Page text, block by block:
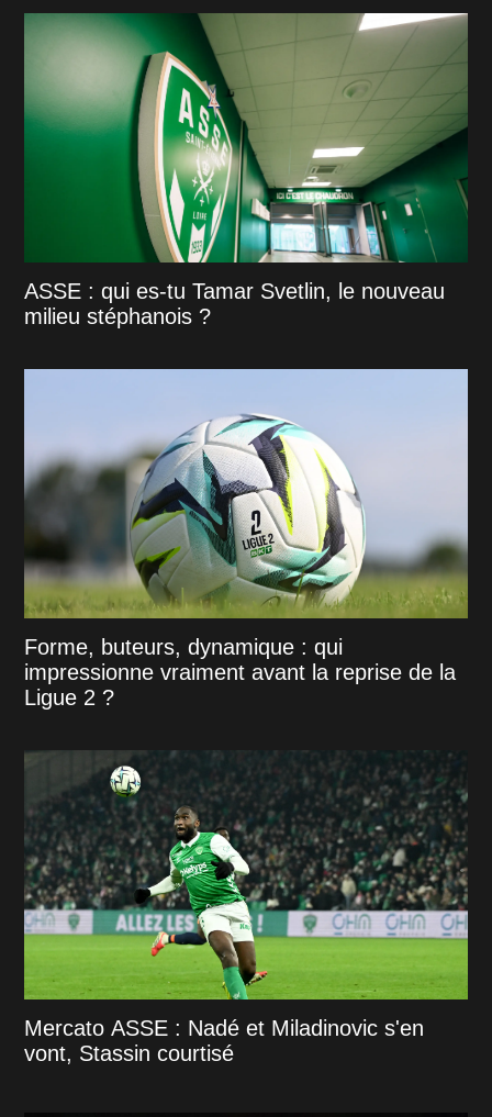
ASSE : qui es-tu Tamar Svetlin, le nouveau
milieu stéphanois ?
Forme, buteurs, dynamique : qui
impressionne vraiment avant la reprise de la
Ligue 2 ?
Mercato ASSE : Nadé et Miladinovic s'en
vont, Stassin courtisé